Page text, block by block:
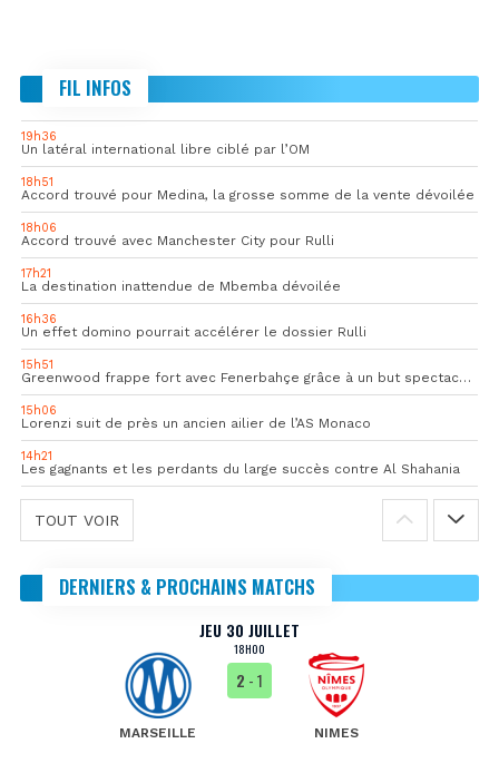
FIL INFOS
19h36
Un latéral international libre ciblé par l’OM
18h51
Accord trouvé pour Medina, la grosse somme de la vente dévoilée
18h06
Accord trouvé avec Manchester City pour Rulli
17h21
La destination inattendue de Mbemba dévoilée
16h36
Un effet domino pourrait accélérer le dossier Rulli
15h51
Greenwood frappe fort avec Fenerbahçe grâce à un but spectaculaire
15h06
Lorenzi suit de près un ancien ailier de l’AS Monaco
14h21
Les gagnants et les perdants du large succès contre Al Shahania
TOUT VOIR
DERNIERS & PROCHAINS MATCHS
JEU 30 JUILLET
18H00
MARSEILLE
2 - 1
NIMES